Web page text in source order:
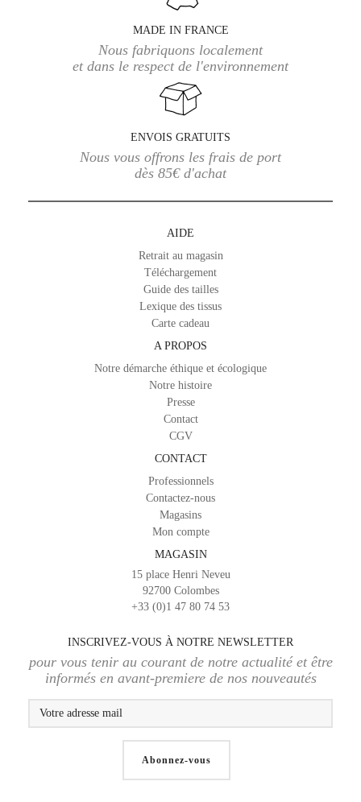
MADE IN FRANCE
Nous fabriquons localement
et dans le respect de l'environnement
ENVOIS GRATUITS
Nous vous offrons les frais de port
dès 85€ d'achat
AIDE
Retrait au magasin
Téléchargement
Guide des tailles
Lexique des tissus
Carte cadeau
A PROPOS
Notre démarche éthique et écologique
Notre histoire
Presse
Contact
CGV
CONTACT
Professionnels
Contactez-nous
Magasins
Mon compte
MAGASIN
15 place Henri Neveu
92700 Colombes
+33 (0)1 47 80 74 53
INSCRIVEZ-VOUS À NOTRE NEWSLETTER
pour vous tenir au courant de notre actualité et être
informés en avant-premiere de nos nouveautés